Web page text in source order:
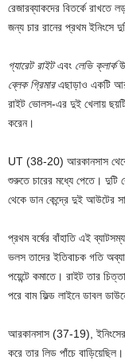
রেজারব্যাকদের বিতর্কে রাখতে
জন্য চার রানের প্রথম ইনিংসে
গ্যারেট রাইটএবং লেভি ক্লার্ক
ব্লেক গ্রিমারএছাড়াও একটি
রাইট ভোলস-এর দুই খেলায় ছয়টি
করেন।
UT (38-20) আরকানসাস থেকে
শুরুতে চারের মধ্যে পেতে। দুটি
থেকে ডান কেন্দ্রে দুই আউটের
প্রথম বর্ষের বাঁহাতি এই
ভলস তাদের ইতিবাচক গতি
পয়েন্টে কমাতে। রাইট তার
পরে বাম ফিল্ড লাইনে ডাবল
আরকানসাস (37-19), ইনিংসের
করে তার লিড পাঁচে